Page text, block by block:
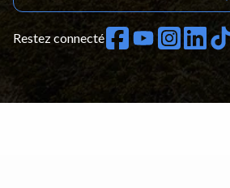
Restez connecté